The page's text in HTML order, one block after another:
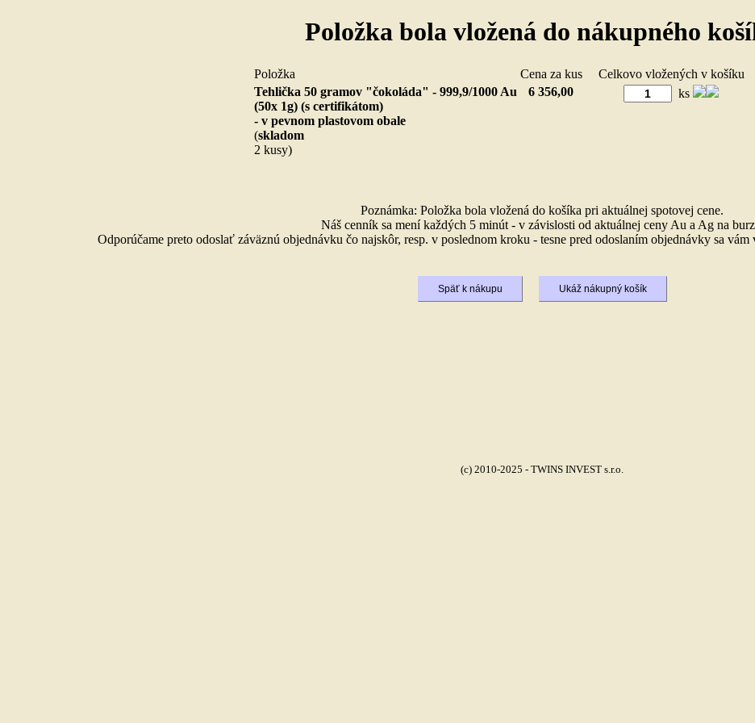
Položka bola vložená do nákupného
Položka Cena za kus Celkovo vložených v košíku
Tehlička 50 gramov "čokoláda" - 999,9/1000 Au
(50x 1g) (s certifikátom)
- v pevnom plastovom obale
(skladom
2 kusy)
6 356,00 ks
Poznámka: Položka bola vložená do košíka pri aktuálnej spotovej cene.
Náš cenník sa mení každých 5 minút - v závislosti od aktuálnej ceny Au a Ag na
Odporúčame preto odoslať záväznú objednávku čo najskôr, resp. v poslednom kroku - tesne pred odoslaním objednávky sa
(c) 2010-2025 - TWINS INVEST s.r.o.